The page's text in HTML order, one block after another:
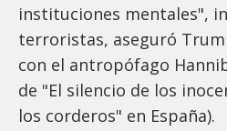
instituciones mentales",
terroristas, aseguró
con el antropófago
de "El silencio de los
los corderos" en España).